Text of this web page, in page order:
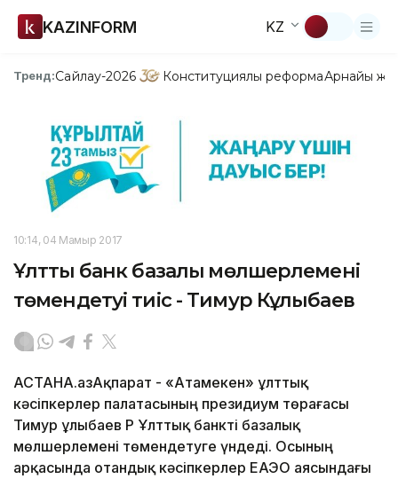
KAZINFORM KZ
Тренд:Сайлау-2026 Конституциялық реформаАрнайы
10:14, 04 Мамыр 2017
Ұлттық банк базалық мөлшерлемені
төмендетуі тиіс - Тимур Кұлыбаев
АСТАНА.ҚазАқпарат - «Атамекен» ұлттық
кәсіпкерлер палатасының президиум төрағасы
Тимур Құлыбаев ҚР Ұлттық банкті базалық
мөлшерлемені төмендетуге үндеді. Осының
арқасында отандық кәсіпкерлер ЕАЭО аясындағы